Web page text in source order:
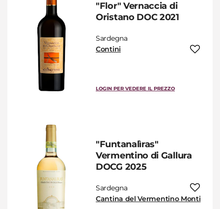
"Flor" Vernaccia di
Oristano DOC 2021
Sardegna
Contini
LOGIN PER VEDERE IL PREZZO
"Funtanalìras"
Vermentino di Gallura
DOCG 2025
Sardegna
Cantina del Vermentino Monti